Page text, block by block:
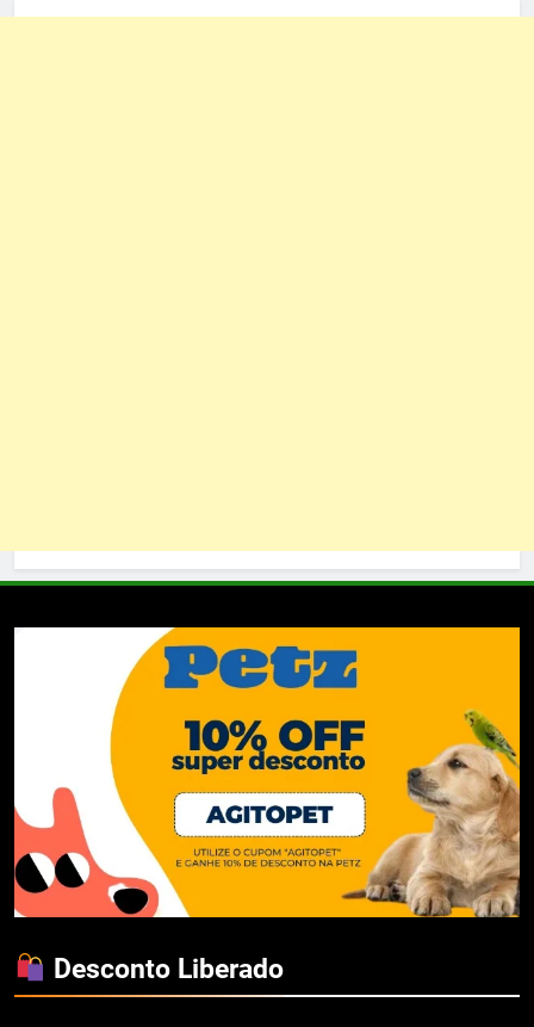
Desconto Liberado